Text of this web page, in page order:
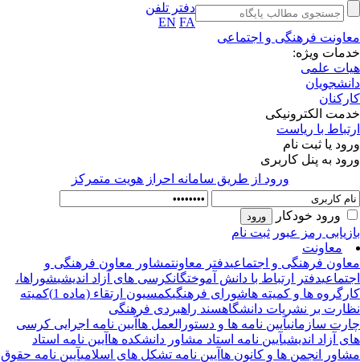
دفتر تلفن
EN FA
فرهنگی و اجتماعی
ویژه:
علمی
الکترونیکی
با ریاست
یا ثبت نام
به پنل کاربری
ورود از طريق سامانه احراز هويت متمركز
ورود خودکار
رمز عبور ثبت نام
معاونت
فرهنگی و اجتماعیدفتر معاونتمشاور معاون فرهنگی و
دفتر ارتباط با دانش آموختگانکرسی های آزاد اندیشیشوراها،
ها و کمیته هاشورای فرهنگیکمسیون ارتقاء (ماده 1)
کمیته
بر نشریات دانشگاهسند راهبردی فرهنگی
سازمانیآیین نامه ها و دستورالعمل هاآیین نامه اجرایی کرسی
آزاد اندیشیآیین نامه استاد مشاور دانشکده هاآیین نامه استاد
انجمن ها و کانون هاآیین نامه تشکل های اسلامیآیین نامه حقوق